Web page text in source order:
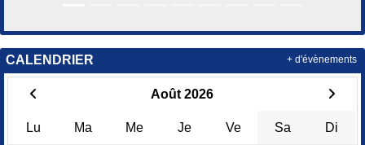
CALENDRIER
Août 2026
Lu Ma Me Je Ve Sa Di
+ d'évènements